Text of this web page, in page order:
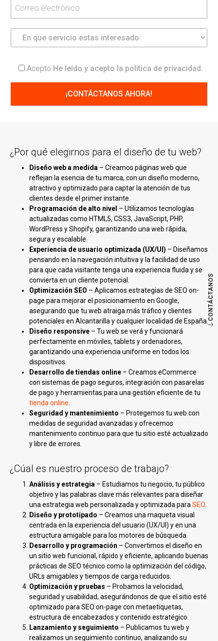
CONTÁCTANOS
Acepto He leído y acepto la política de privacidad .
¿Por qué elegirnos para el diseño de tu web?
Diseño web a medida – Creamos páginas web que
reflejan la esencia de tu marca, con un diseño moderno,
atractivo y optimizado para captar la atención de tus
clientes desde el primer instante.
Programación de alto nivel – Utilizamos tecnologías
actualizadas como HTML5, CSS3, JavaScript, PHP,
WordPress y Shopify, garantizando una web rápida,
segura y escalable.
Experiencia de usuario optimizada (UX/UI) – Diseñamos
pensando en la navegación intuitiva y la facilidad de uso
para que cada visitante tenga una experiencia fluida y se
convierta en un cliente potencial.
Optimización SEO – Aplicamos estrategias de SEO on-
page para mejorar el posicionamiento en Google,
asegurando que tu web atraiga más tráfico y clientes
potenciales en Alcantarilla y cualquier localidad de España.
Diseño responsive – Tu web se verá y funcionará
perfectamente en móviles, tablets y ordenadores,
garantizando una experiencia uniforme en todos los
dispositivos.
Desarrollo de tiendas online – Creamos eCommerce
con sistemas de pago seguros, integración con pasarelas
de pago y herramientas para una gestión eficiente de tu
tienda online
Seguridad y mantenimiento – Protegemos tu web con
medidas de seguridad avanzadas y ofrecemos
mantenimiento continuo para que tu sitio esté actualizado
y libre de errores.
¿Cúal es nuestro proceso de trabajo?
Análisis y estrategia – Estudiamos tu negocio, tu público
objetivo y las palabras clave más relevantes para diseñar
una estrategia web personalizada y optimizada para SEO
Diseño y prototipado – Creamos una maqueta visual
centrada en la experiencia del usuario (UX/UI) y en una
estructura amigable para los motores de búsqueda.
Desarrollo y programación – Convertimos el diseño en
un sitio web funcional, rápido y eficiente, aplicando buenas
prácticas de SEO técnico como la optimización del código,
URLs amigables y tiempos de carga reducidos.
Optimización y pruebas – Probamos la velocidad,
seguridad y usabilidad, asegurándonos de que el sitio esté
optimizado para SEO on-page con metaetiquetas,
estructura de encabezados y contenido estratégico.
Lanzamiento y seguimiento – Publicamos tu web y
realizamos un seguimiento continuo, analizando su